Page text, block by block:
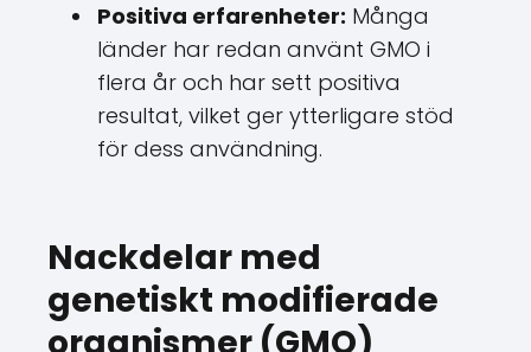
Positiva erfarenheter: Många
länder har redan använt GMO i
flera år och har sett positiva
resultat, vilket ger ytterligare stöd
för dess användning.
Nackdelar med
genetiskt modifierade